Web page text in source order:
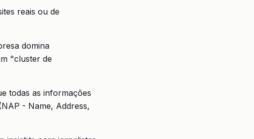
reais ou de
domina
"cluster de
todas as informações
- Name, Address,